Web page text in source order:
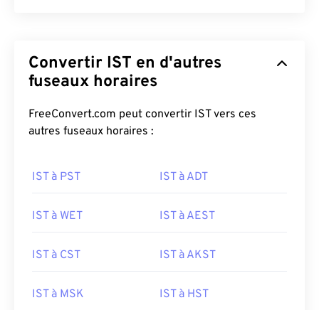
Convertir IST en d'autres
fuseaux horaires
FreeConvert.com peut convertir IST vers ces
autres fuseaux horaires :
IST à PST IST à ADT
IST à WET IST à AEST
IST à CST IST à AKST
IST à MSK IST à HST